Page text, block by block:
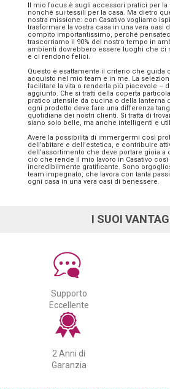
Il mio focus è sugli accessori pratici per la
nonché sui tessili per la casa. Ma dietro
nostra missione: con Casativo vogliamo
trasformare la vostra casa in una vera oasi
compito importantissimo, perché
trascorriamo il 90% del nostro tempo in
ambienti dovrebbero essere luoghi che ci
e ci rendono felici.
Questo è esattamente il criterio che guida
acquisto nel mio team e in me. La
facilitare la vita o renderla più piacevole –
aggiunto. Che si tratti della coperta
pratico utensile da cucina o della lanterna
ogni prodotto deve fare una differenza
quotidiana dei nostri clienti. Si tratta di
siano solo belle, ma anche intelligenti e
Avere la possibilità di immergermi così
dell’abitare e dell’estetica, e contribuire
dell’assortimento che deve portare gioia a
ciò che rende il mio lavoro in Casativo
incredibilmente gratificante. Sono
team impegnato, che lavora con tanta
ogni casa in una vera oasi di benessere.
I SUOI
Supporto
Eccellente
2 Anni di
Garanzia